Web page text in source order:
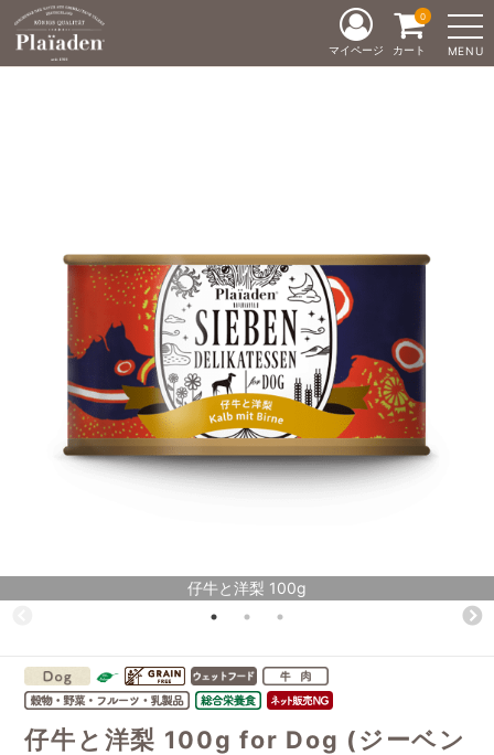
MENU
マイページ カート
0
仔牛と洋梨 100g
仔牛と洋梨 100g for Dog (ジーベン